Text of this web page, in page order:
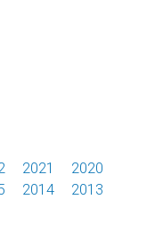
2021
2020
2014
2013